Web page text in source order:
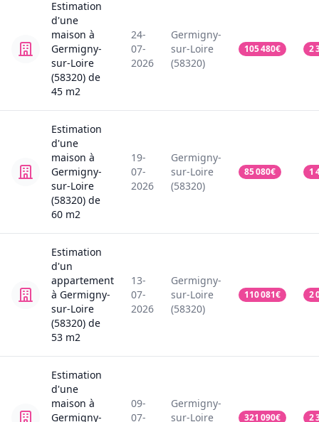
Estimation
d'une
maison à
Germigny-
sur-Loire
(58320) de
45 m2
24-
07-
2026
Germigny-
sur-Loire
(58320)
105 480€ 2
Estimation
d'une
maison à
Germigny-
sur-Loire
(58320) de
60 m2
19-
07-
2026
Germigny-
sur-Loire
(58320)
85 080€ 1
Estimation
d'un
appartement
à Germigny-
sur-Loire
(58320) de
53 m2
13-
07-
2026
Germigny-
sur-Loire
(58320)
110 081€ 2
Estimation
d'une
maison à
Germigny-
09-
07-
Germigny-
sur-Loire
321 090€ 2